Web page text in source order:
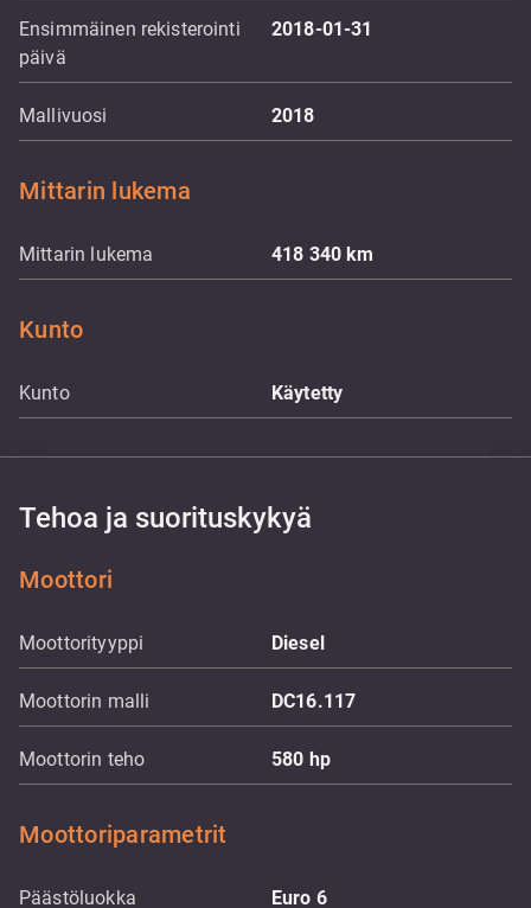
Ensimmäinen rekisterointi
päivä
2018-01-31
Mallivuosi 2018
Mittarin lukema
Mittarin lukema 418 340km
Kunto
Kunto Käytetty
Tehoa ja suorituskykyä
Moottori
Moottorityyppi Diesel
Moottorin malli DC16.117
Moottorin teho 580 hp
Moottoriparametrit
Päästöluokka Euro 6